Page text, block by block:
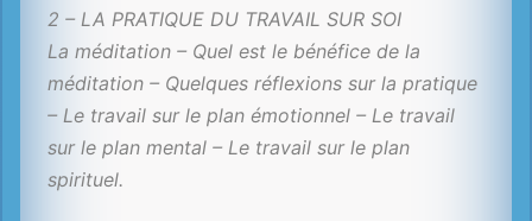
2 – LA PRATIQUE DU TRAVAIL SUR SOI
La méditation – Quel est le bénéfice de la
méditation – Quelques réflexions sur la pratique
– Le travail sur le plan émotionnel – Le travail
sur le plan mental – Le travail sur le plan
spirituel.